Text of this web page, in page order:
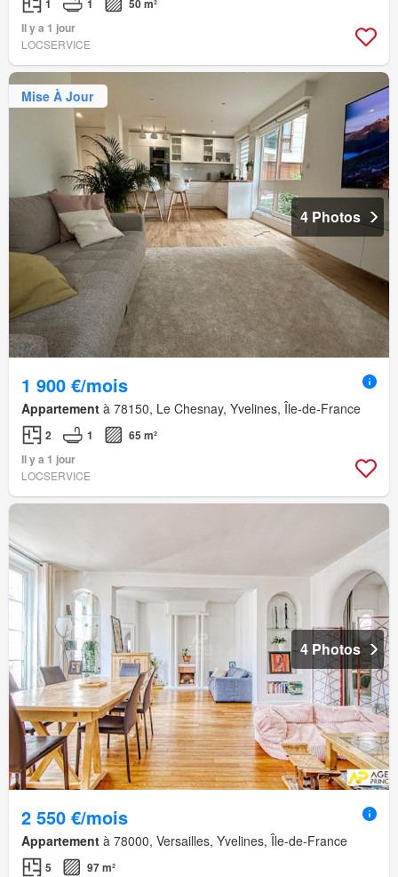
1 1
50 m²
Il y a 1 jour
LOCSERVICE
Mise À Jour
4 Photos
1 900 €/mois
Appartement à 78150, Le Chesnay, Yvelines, Île-de-France
2 1
65 m²
Il y a 1 jour
LOCSERVICE
4 Photos
2 550 €/mois
Appartement à 78000, Versailles, Yvelines, Île-de-France
5 97 m²